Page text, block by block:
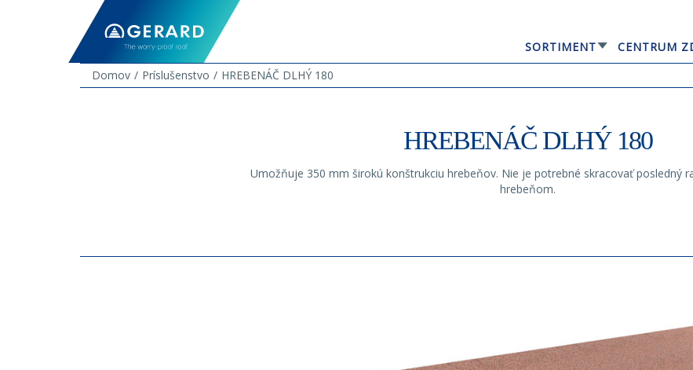
SORTIMENT CENTRUM
Domov
Príslušenstvo HREBENÁČ DLHÝ 180
HREBENÁČ DLHÝ 180
Umožňuje 350 mm širokú konštrukciu hrebeňov. Nie je potrebné skracovať posledný
hrebeňom.